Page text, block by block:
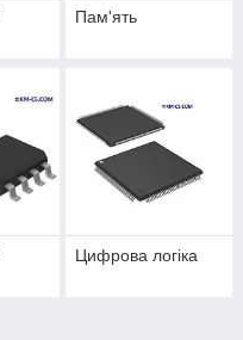
Пам'ять
Цифрова логіка